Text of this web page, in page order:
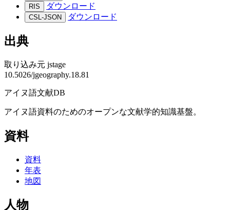
RIS ダウンロード
CSL-JSON ダウンロード
出典
取り込み元 jstage
10.5026/jgeography.18.81
アイヌ語文献DB
アイヌ語資料のためのオープンな文献学的知識基盤。
資料
資料
年表
地図
人物